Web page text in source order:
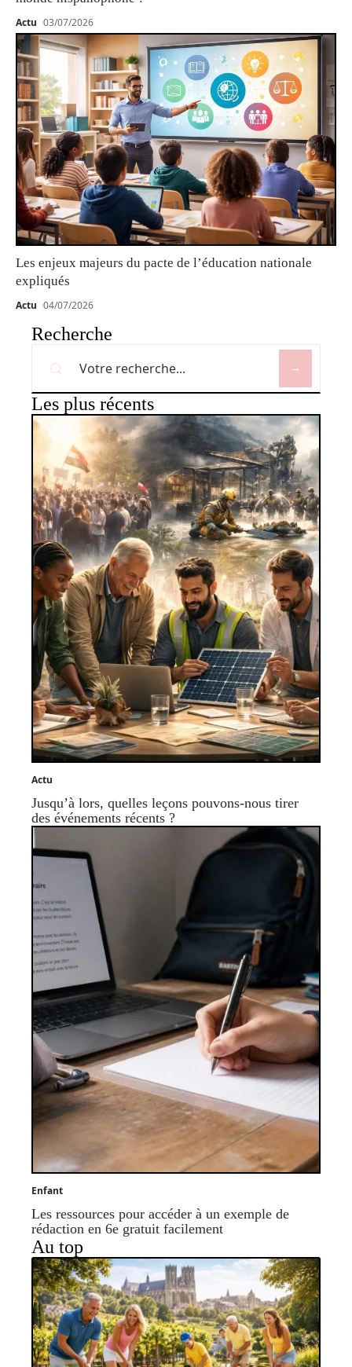
Actu 03/07/2026
Les enjeux majeurs du pacte de l’éducation nationale
expliqués
Actu 04/07/2026
Recherche
Les plus récents
Actu
Jusqu’à lors, quelles leçons pouvons-nous tirer
des événements récents ?
Enfant
Les ressources pour accéder à un exemple de
rédaction en 6e gratuit facilement
Au top